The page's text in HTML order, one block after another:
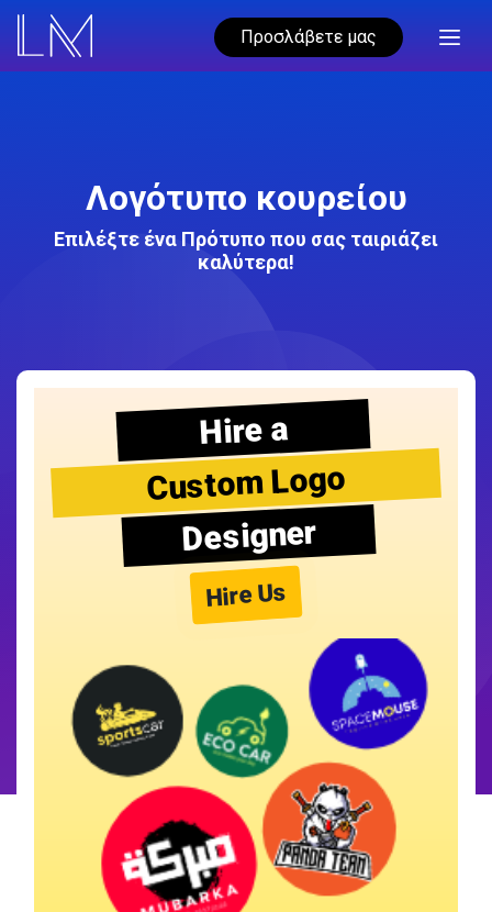
Προσλάβετε μας
Λογότυπο κουρείου
Επιλέξτε ένα Πρότυπο που σας ταιριάζει
καλύτερα!
Hire a
Custom Logo
Designer
Hire Us